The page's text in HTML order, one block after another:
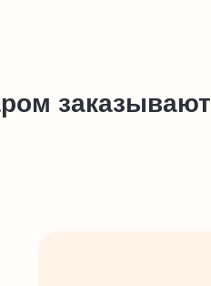
заказывают